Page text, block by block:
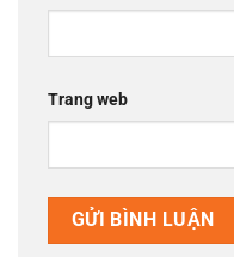
Trang web